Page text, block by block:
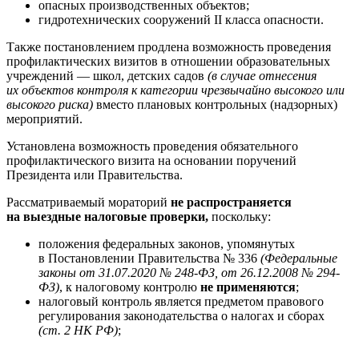
опасных производственных объектов;
гидротехнических сооружений II класса опасности.
Также постановлением продлена возможность проведения
профилактических визитов в отношении образовательных
учреждений — школ, детских садов (в случае отнесения
их объектов контроля к категории чрезвычайно высокого или
высокого риска) вместо плановых контрольных (надзорных)
мероприятий.
Установлена возможность проведения обязательного
профилактического визита на основании поручений
Президента или Правительства.
Рассматриваемый мораторий не распространяется
на выездные налоговые проверки, поскольку:
положения федеральных законов, упомянутых
в Постановлении Правительства № 336 (Федеральные
законы от 31.07.2020 № 248-ФЗ, от 26.12.2008 № 294-
ФЗ), к налоговому контролю не применяются;
налоговый контроль является предметом правового
регулирования законодательства о налогах и сборах
(ст. 2 НК РФ);